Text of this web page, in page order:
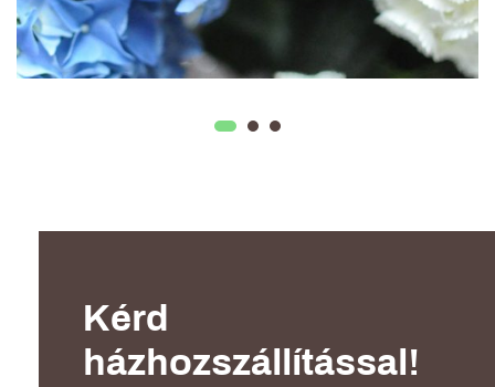
Kérd
házhozszállítással!